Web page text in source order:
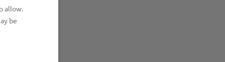
allow.
be